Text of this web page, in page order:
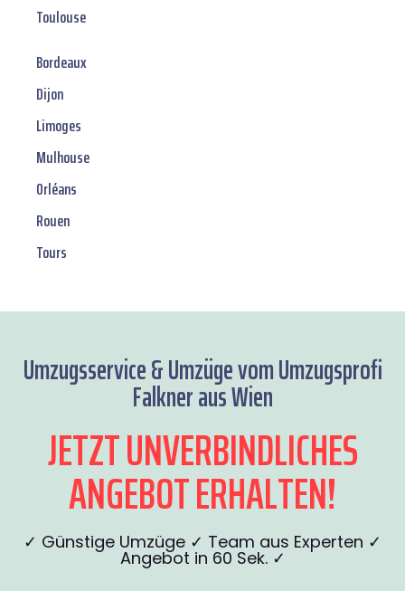
Toulouse
Bordeaux
Dijon
Limoges
Mulhouse
Orléans
Rouen
Tours
Umzugsservice & Umzüge vom Umzugsprofi
Falkner aus Wien
JETZT UNVERBINDLICHES
ANGEBOT ERHALTEN!
✓ Günstige Umzüge ✓ Team aus Experten ✓
Angebot in 60 Sek. ✓